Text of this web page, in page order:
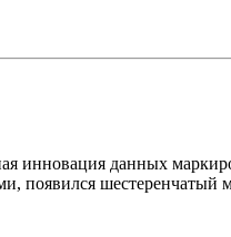
инновация данных
появился шестеренчатый